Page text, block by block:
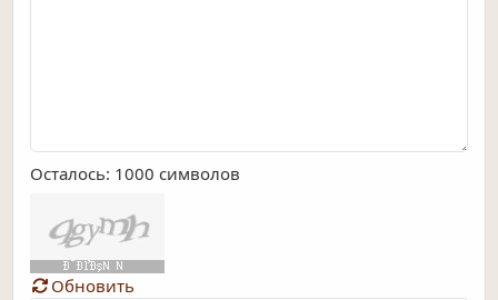
Осталось: 1000 символов
Обновить